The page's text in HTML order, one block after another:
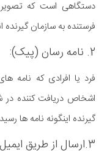
دستگاهی است که تصویر
فرستنده به سازمان
2. نامه رسان (پیک):
فرد یا افرادی که نامه
اشخاص دریافت کننده در
گیرنده اینگونه نامه ها
3.ارسال از طریق ایمیل سازمانی